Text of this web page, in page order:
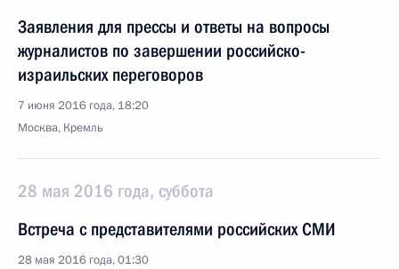
Заявления для прессы и ответы на вопросы
журналистов по завершении российско-
израильских переговоров
7 июня 2016 года, 18:20
Москва, Кремль
28 мая 2016 года, суббота
Встреча с представителями российских СМИ
28 мая 2016 года, 01:30